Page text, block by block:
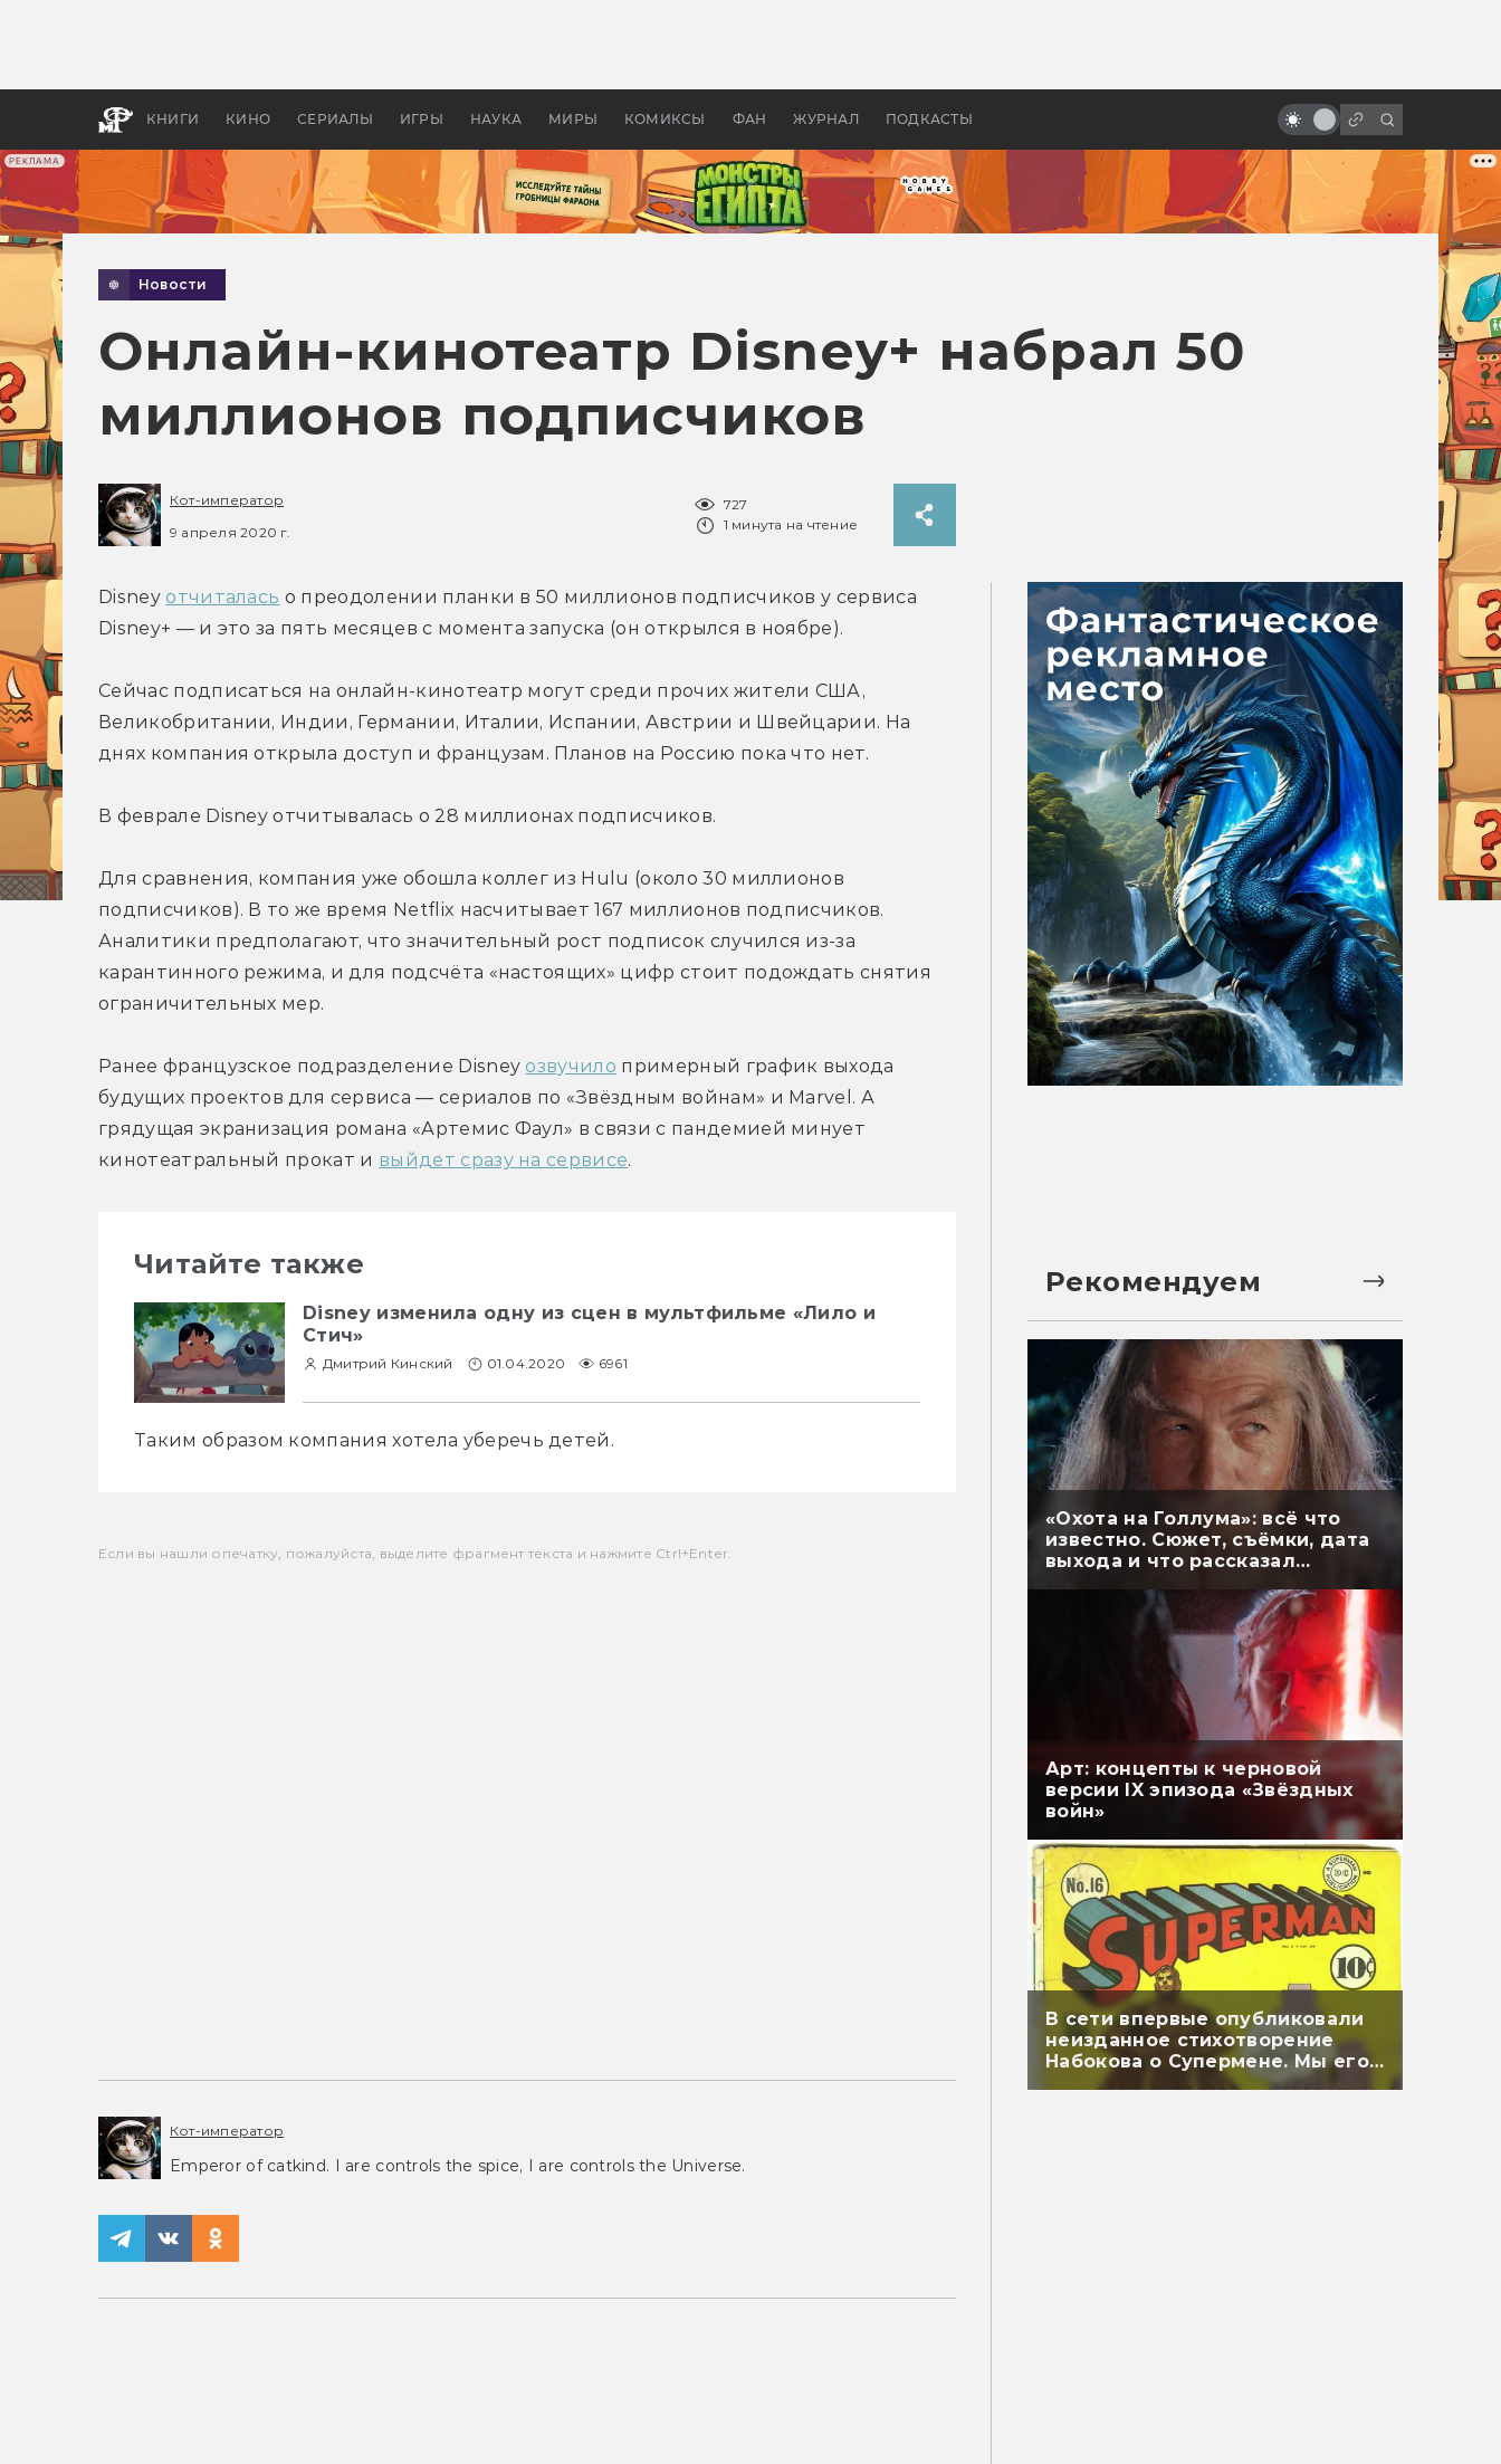
РЕКЛАМА
КНИГИ КИНО СЕРИАЛЫ ИГРЫ НАУКА МИРЫ КОМИКСЫ ФАН ЖУРНАЛ ПОДКАСТЫ
бы «Властелина колец»
Древней Грецией
«Люди Икс»: всё о фильмах серии
Новости
Онлайн-кинотеатр Disney+ набрал 50
миллионов подписчиков
Кот-император
9 апреля 2020 г.
727
1 минута на чтение
Disney отчиталась о преодолении планки в 50 миллионов подписчиков у сервиса
Disney+ — и это за пять месяцев с момента запуска (он открылся в ноябре).
Сейчас подписаться на онлайн-кинотеатр могут среди прочих жители США,
Великобритании, Индии, Германии, Италии, Испании, Австрии и Швейцарии. На
днях компания открыла доступ и французам. Планов на Россию пока что нет.
В феврале Disney отчитывалась о 28 миллионах подписчиков.
Для сравнения, компания уже обошла коллег из Hulu (около 30 миллионов
подписчиков). В то же время Netflix насчитывает 167 миллионов подписчиков.
Аналитики предполагают, что значительный рост подписок случился из-за
карантинного режима, и для подсчёта «настоящих» цифр стоит подождать снятия
ограничительных мер.
Ранее французское подразделение Disney озвучило примерный график выхода
будущих проектов для сервиса — сериалов по «Звёздным войнам» и Marvel. А
грядущая экранизация романа «Артемис Фаул» в связи с пандемией минует
кинотеатральный прокат и выйдет сразу на сервисе.
Читайте также
Disney изменила одну из сцен в мультфильме «Лило и
Стич»
Дмитрий Кинский 01.04.2020 6961
Таким образом компания хотела уберечь детей.
Если вы нашли опечатку, пожалуйста, выделите фрагмент текста и нажмите Ctrl+Enter.
Кот-император
Emperor of catkind. I are controls the spice, I are controls the Universe.
Рекомендуем
«Охота на Голлума»: всё что
известно. Сюжет, съёмки, дата
выхода и что рассказал
Арт: концепты к черновой
версии IX эпизода «Звёздных
войн»
В сети впервые опубликовали
неизданное стихотворение
Набокова о Супермене. Мы его
перевели